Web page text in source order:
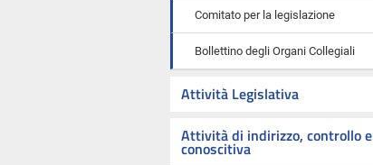
Comitato per la legislazione
Bollettino degli Organi Collegiali
Attività Legislativa
Attività di indirizzo, controllo e
conoscitiva